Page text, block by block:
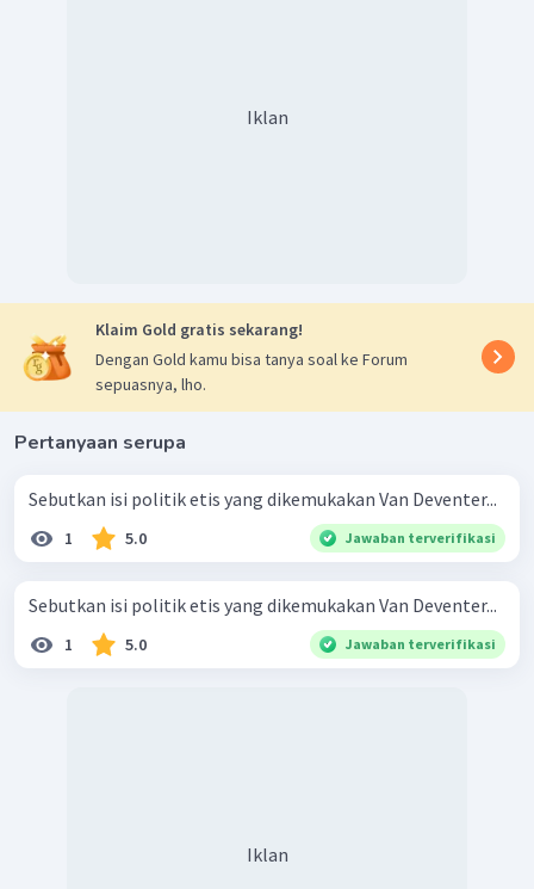
Iklan
Klaim Gold gratis sekarang!
Dengan Gold kamu bisa tanya soal ke Forum
sepuasnya, lho.
Pertanyaan serupa
Sebutkan isi politik etis yang dikemukakan Van Deventer...
1 5.0 Jawaban terverifikasi
Sebutkan isi politik etis yang dikemukakan Van Deventer...
1 5.0 Jawaban terverifikasi
Iklan